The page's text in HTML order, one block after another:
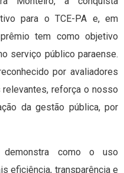
para o TCE-PA e, em
tem como objetivo
serviço público paraense.
por avaliadores
reforça o nosso
da gestão pública, por
como o uso
eficiência, transparência e